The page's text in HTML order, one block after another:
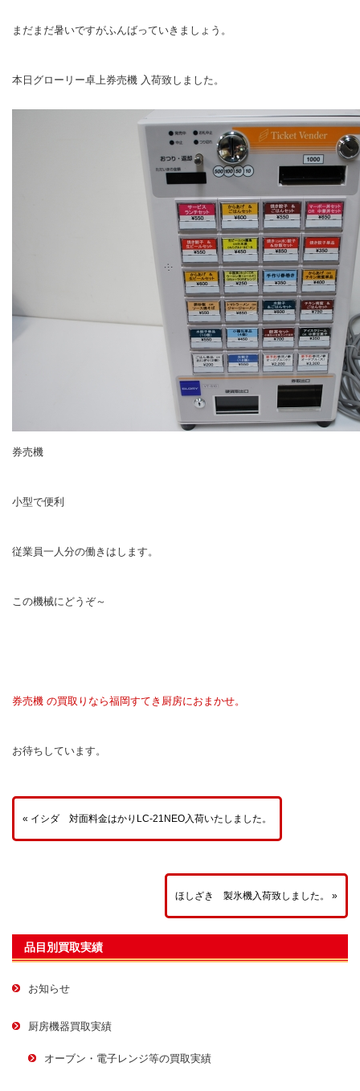
まだまだ暑いですがふんばっていきましょう。
本日グローリー卓上券売機 入荷致しました。
券売機
小型で便利
従業員一人分の働きはします。
この機械にどうぞ～
券売機 の買取りなら福岡すてき厨房におまかせ。
お待ちしています。
« イシダ 対面料金はかりLC-21NEO入荷いたしました。
ほしざき 製氷機入荷致しました。 »
品目別買取実績
お知らせ
厨房機器買取実績
オーブン・電子レンジ等の買取実績